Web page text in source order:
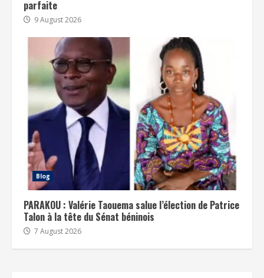
parfaite
9 August 2026
Blog
PARAKOU : Valérie Taouema salue l’élection de Patrice
Talon à la tête du Sénat béninois
7 August 2026